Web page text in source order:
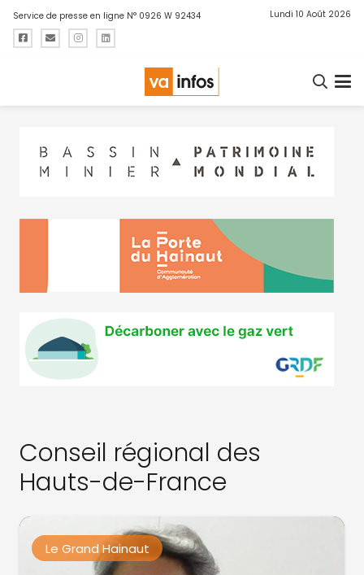
Service de presse en ligne N° 0926 W 92434 Lundi 10 Août 2026
Conseil régional des
Hauts-de-France
Le Grand Hainaut